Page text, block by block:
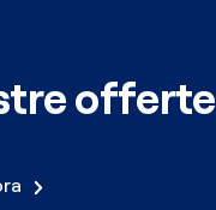
offerte